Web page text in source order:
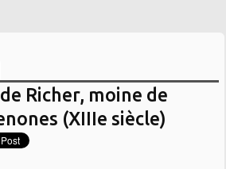
Richer, moine de
(XIIIe siècle)